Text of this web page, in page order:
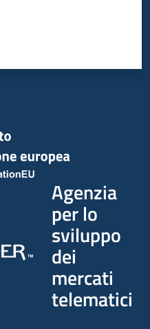
Agenzia
per lo
sviluppo
dei
mercati
telematici